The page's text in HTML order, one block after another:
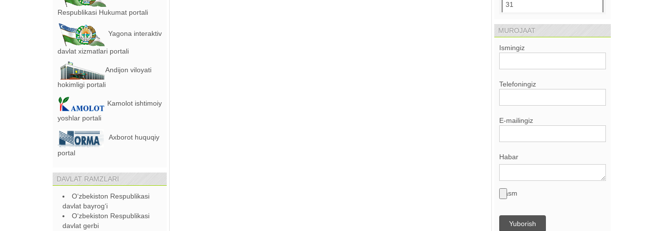
Respublikasi Hukumat portali
Yagona interaktiv
davlat xizmatlari portali
Andijon viloyati
hokimligi portali
Kamolot ishtimoiy
yoshlar portali
Axborot huquqiy
portal
DAVLAT RAMZLARI
O‘zbekiston Respublikasi
davlat bayrog‘i
O‘zbekiston Respublikasi
davlat gerbi
31
MUROJAAT
Ismingiz
Telefoningiz
E-mailingiz
Habar
Rasm
Yuborish